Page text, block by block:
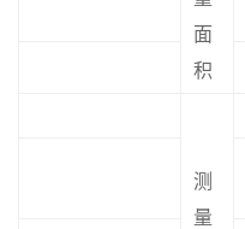
面
积
测
量